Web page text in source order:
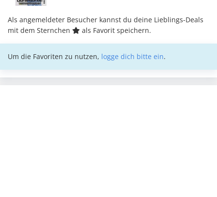
Als angemeldeter Besucher kannst du deine Lieblings-Deals
mit dem Sternchen
als Favorit speichern.
Um die Favoriten zu nutzen, logge dich bitte ein.